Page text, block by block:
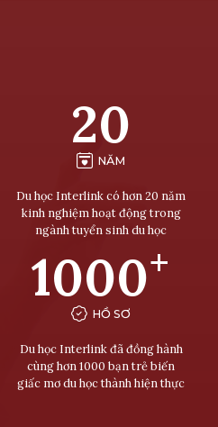
20
NĂM
Du học Interlink có hơn 20 năm
kinh nghiệm hoạt động trong
ngành tuyển sinh du học
1000+
HỒ SƠ
Du học Interlink đã đồng hành
cùng hơn 1000 bạn trẻ biến
giấc mơ du học thành hiện thực